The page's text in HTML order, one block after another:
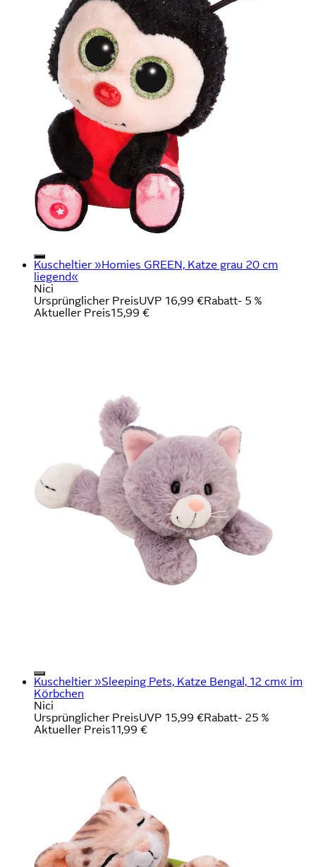
Kuscheltier »Homies GREEN, Katze grau 20 cm
liegend«
Nici
Ursprünglicher PreisUVP 16,99 €Rabatt- 5 %
Aktueller Preis15,99 €
Kuscheltier »Sleeping Pets, Katze Bengal, 12 cm« im
Körbchen
Nici
Ursprünglicher PreisUVP 15,99 €Rabatt- 25 %
Aktueller Preis11,99 €